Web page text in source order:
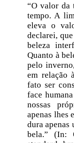
“O valor da
tempo. A
eleva o
declarei,
beleza
Quanto à
pelo
em relação
fato ser
face
nossas
apenas lhes
dura apenas
bela.” (In: